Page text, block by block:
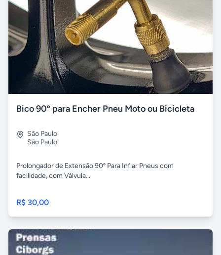
Bico 90º para Encher Pneu Moto ou Bicicleta
São Paulo
São Paulo
Prolongador de Extensão 90º Para Inflar Pneus com
facilidade, com Válvula...
R$ 30,00